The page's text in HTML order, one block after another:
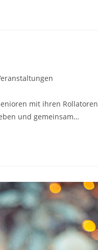
mit ihren
und gemeinsam…